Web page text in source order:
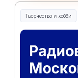
Творчество и хобби
Творчество, контент и